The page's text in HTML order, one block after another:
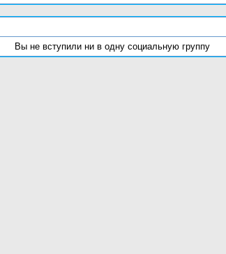
Вы не вступили ни в одну социальную группу